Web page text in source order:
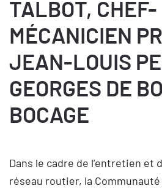
TALBOT, CHEF-
MÉCANICIEN
JEAN-LOUIS
GEORGES DE
BOCAGE
Dans le cadre de l’entretien et
réseau routier, la